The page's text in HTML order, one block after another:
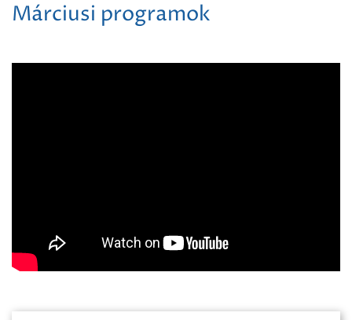
Márciusi programok